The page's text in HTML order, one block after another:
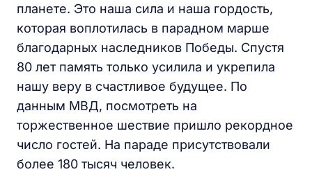
планете. Это наша сила и наша гордость,
которая воплотилась в парадном марше
благодарных наследников Победы. Спустя
80 лет память только усилила и укрепила
нашу веру в счастливое будущее. По
данным МВД, посмотреть на
торжественное шествие пришло рекордное
число гостей. На параде присутствовали
более 180 тысяч человек.